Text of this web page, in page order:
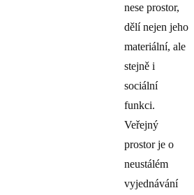
nese prostor,
dělí nejen jeho
materiální, ale
stejně i
sociální
funkci.
Veřejný
prostor je o
neustálém
vyjednávání